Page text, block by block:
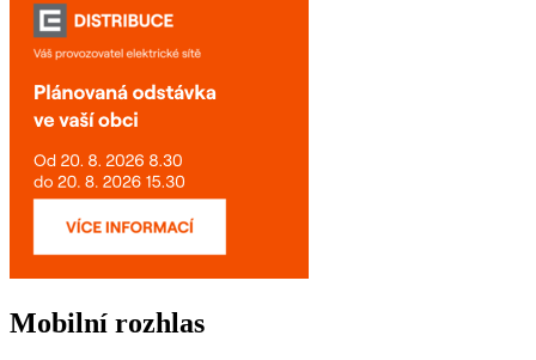
Mobilní rozhlas